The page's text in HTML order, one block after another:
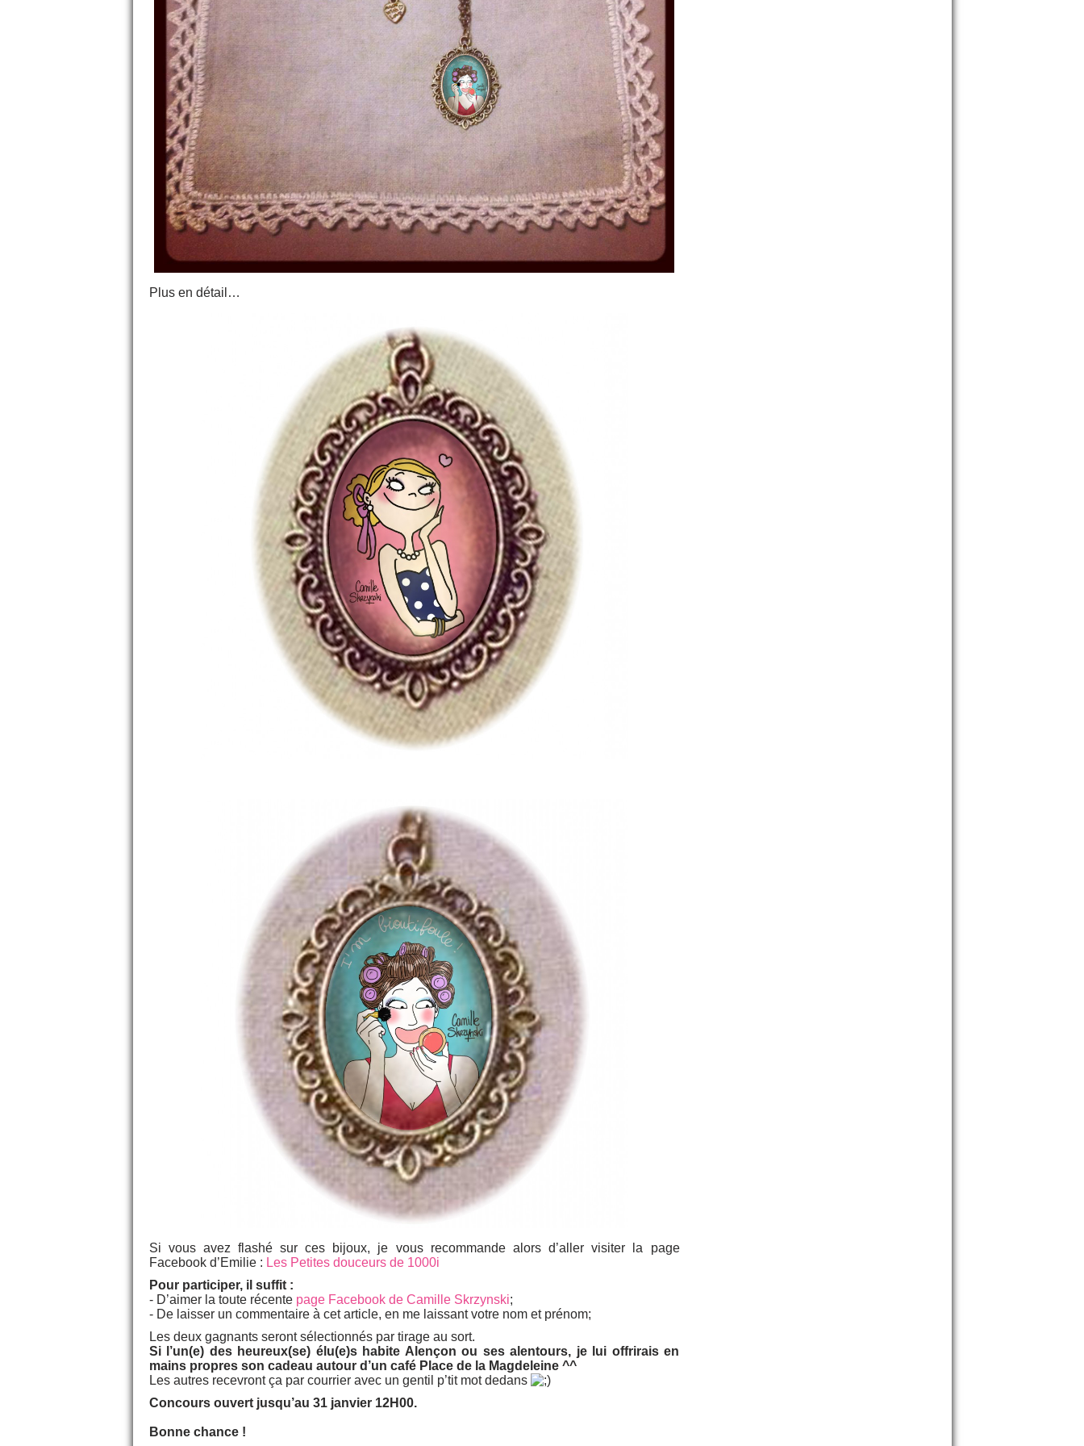
Plus en détail…
Si vous avez flashé sur ces bijoux, je vous recommande alors d’aller visiter la page
Facebook d’Emilie : Les Petites douceurs de 1000i
Pour participer, il suffit :
- D’aimer la toute récente page Facebook de Camille Skrzynski;
- De laisser un commentaire à cet article, en me laissant votre nom et prénom;
Les deux gagnants seront sélectionnés par tirage au sort.
Si l’un(e) des heureux(se) élu(e)s habite Alençon ou ses alentours, je lui offrirais en
mains propres son cadeau autour d’un café Place de la Magdeleine ^^
Les autres recevront ça par courrier avec un gentil p’tit mot dedans
Concours ouvert jusqu’au 31 janvier 12H00.
Bonne chance !